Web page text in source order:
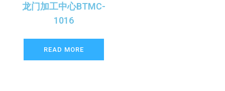
龙门加工中心BTMC-
1016
READ MORE